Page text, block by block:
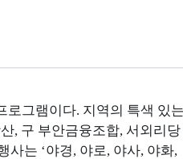
로그램이다. 지역의 특색 있는
, 구 부안금융조합, 서외리당
사는 ‘야경, 야로, 야사, 야화,